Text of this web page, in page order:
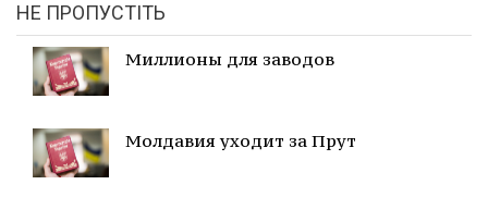
НЕ ПРОПУСТІТЬ
Миллионы для заводов
Молдавия уходит за Прут